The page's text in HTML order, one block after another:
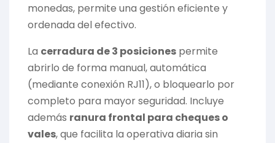
monedas, permite una gestión eficiente y
ordenada del efectivo.
La cerradura de 3 posiciones permite
abrirlo de forma manual, automática
(mediante conexión RJ11), o bloquearlo por
completo para mayor seguridad. Incluye
además ranura frontal para cheques o
vales, que facilita la operativa diaria sin